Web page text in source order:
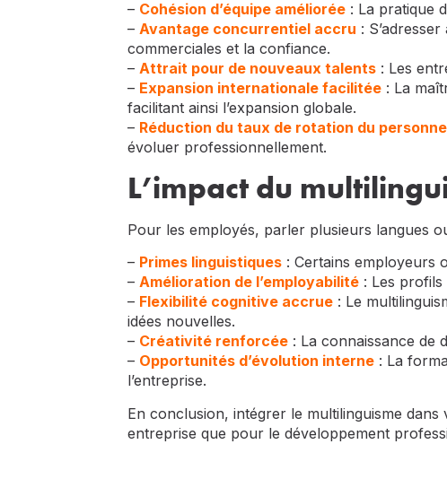
– Cohésion d’équipe améliorée : La pratique
– Avantage concurrentiel accru :
commerciales et la confiance.
– Attrait pour de nouveaux talents : Les
– Expansion internationale facilitée : La
facilitant ainsi l’expansion globale.
– Réduction du taux de rotation du
évoluer professionnellement.
L’impact du
Pour les employés, parler plusieurs langues
– Primes linguistiques : Certains employeurs
– Amélioration de l’employabilité : Les
– Flexibilité cognitive accrue : Le
idées nouvelles.
– Créativité renforcée : La connaissance de
– Opportunités d’évolution interne : La
l’entreprise.
En conclusion, intégrer le multilinguisme
entreprise que pour le développement